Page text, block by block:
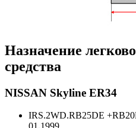
Назначение
средства
NISSAN Skyline ER34
IRS.2WD.RB25DE